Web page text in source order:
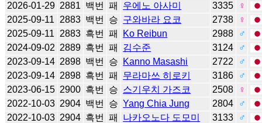
2026-01-29 2881 백번 패 우에노 아사미 3335
♀
2025-09-11
2883 백번 승 구와바라 요코 2738
♀
2025-09-11
2883 흑번 패 Ko Reibun 2988
♂
2024-09-02 2889 흑번 패 김수준 3124
♂
2023-09-14 2898 백번 승 Kanno Masashi 2722
♂
2023-09-14 2898 흑번 패 무라마쓰 히로키 3186
♂
2023-06-15 2900 흑번 승 스기우치 가즈코 2508
♀
2022-10-03 2904 백번 승 Yang Chia Jung 2804
♂
2022-10-03 2904 흑번 패 나카오노다 도모미 3133
♂